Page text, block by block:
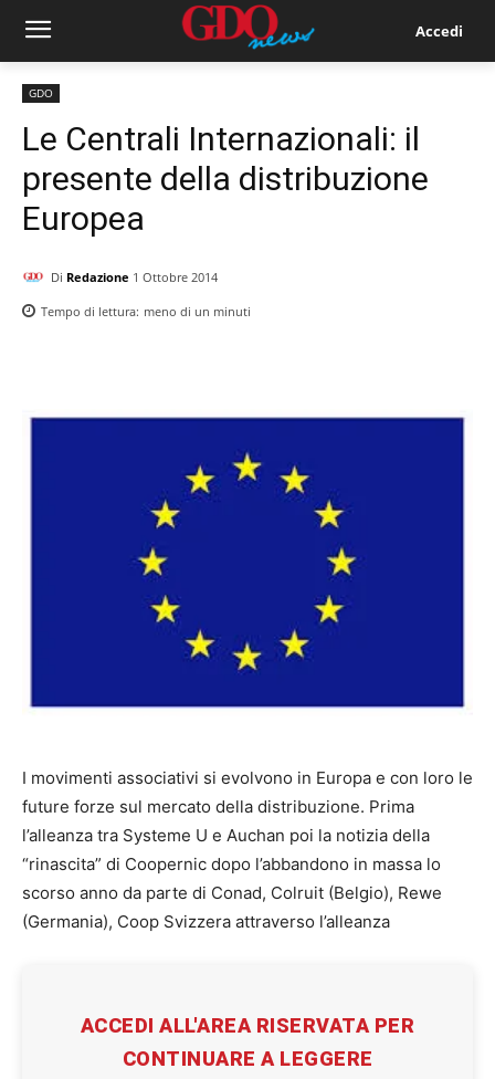
Accedi
GDO
Le Centrali Internazionali: il
presente della distribuzione
Europea
Di Redazione 1 Ottobre 2014
Tempo di lettura: meno di un minuti
I movimenti associativi si evolvono in Europa e con loro le
future forze sul mercato della distribuzione. Prima
l’alleanza tra Systeme U e Auchan poi la notizia della
“rinascita” di Coopernic dopo l’abbandono in massa lo
scorso anno da parte di Conad, Colruit (Belgio), Rewe
(Germania), Coop Svizzera attraverso l’alleanza
ACCEDI ALL'AREA RISERVATA PER
CONTINUARE A LEGGERE